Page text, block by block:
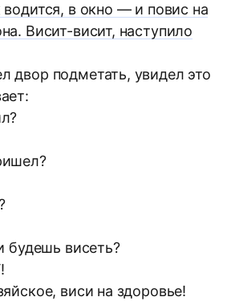
в окно — и повис на
Висит-висит, наступило
двор подметать, увидел это
будешь висеть?
виси на здоровье!